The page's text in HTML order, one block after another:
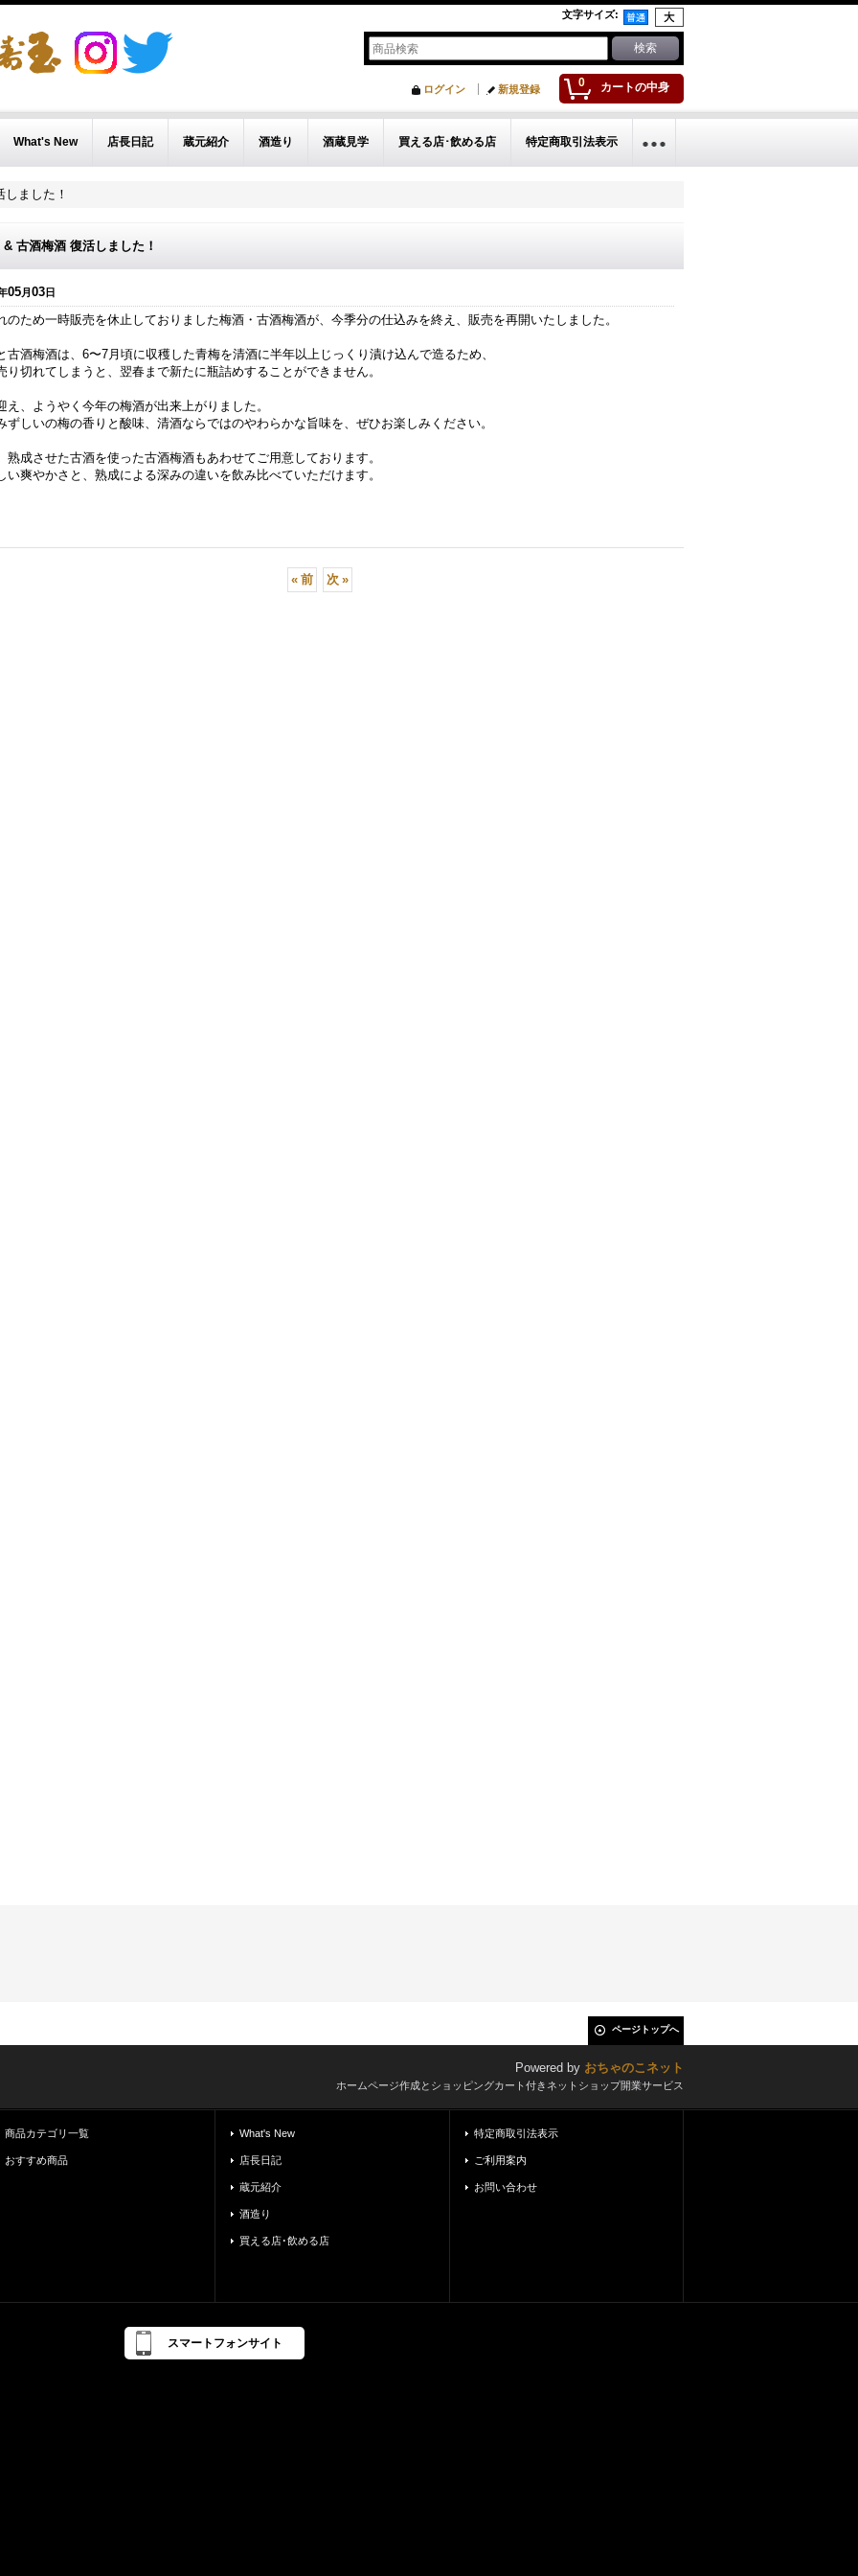
文字サイズ:
0 カートの中身
ログイン 新規登録
What's New 店長日記 蔵元紹介 酒造り 酒蔵見学 買える店･飲める店 特定商取引法表示
ました！
& 古酒梅酒 復活しました！
05月03日
のため一時販売を休止しておりました梅酒・古酒梅酒が、今季分の仕込みを終え、販売を再開いたしました。
古酒梅酒は、6〜7月頃に収穫した青梅を清酒に半年以上じっくり漬け込んで造るため、
り切れてしまうと、翌春まで新たに瓶詰めすることができません。
え、ようやく今年の梅酒が出来上がりました。
ずしいの梅の香りと酸味、清酒ならではのやわらかな旨味を、ぜひお楽しみください。
熟成させた古酒を使った古酒梅酒もあわせてご用意しております。
い爽やかさと、熟成による深みの違いを飲み比べていただけます。
« 前 次 »
ページトップへ
Powered by おちゃのこネット
ホームページ作成とショッピングカート付きネットショップ開業サービス
商品カテゴリ一覧
おすすめ商品
What's New
店長日記
蔵元紹介
酒造り
買える店･飲める店
特定商取引法表示
ご利用案内
お問い合わせ
スマートフォンサイト